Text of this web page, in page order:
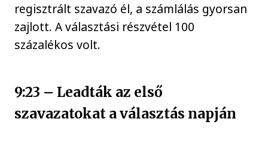
regisztrált szavazó él, a számlálás gyorsan
zajlott. A választási részvétel 100
százalékos volt.
9:23 – Leadták az első
szavazatokat a választás napján